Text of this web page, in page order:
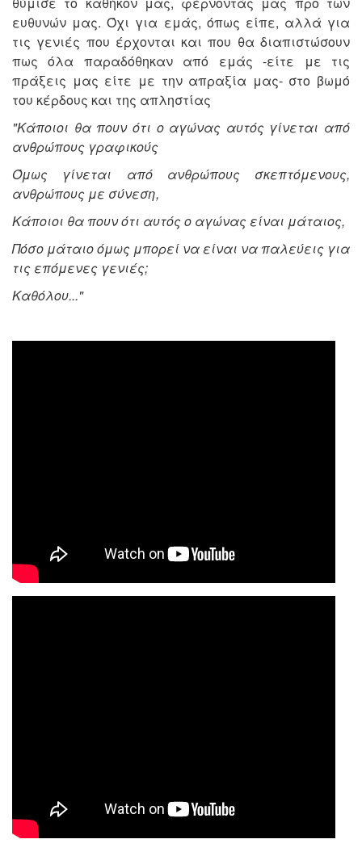
ευθυνών μας. Όχι για εμάς, όπως είπε, αλλά για
τις γενιές που έρχονται και που θα διαπιστώσουν
πως όλα παραδόθηκαν από εμάς -είτε με τις
πράξεις μας είτε με την απραξία μας- στο βωμό
του κέρδους και της απληστίας
"Κάποιοι θα πουν ότι ο αγώνας αυτός γίνεται από
ανθρώπους γραφικούς
Όμως γίνεται από ανθρώπους σκεπτόμενους,
ανθρώπους με σύνεση,
Κάποιοι θα πουν ότι αυτός ο αγώνας είναι μάταιος,
Πόσο μάταιο όμως μπορεί να είναι να παλεύεις για
τις επόμενες γενιές;
Καθόλου..."